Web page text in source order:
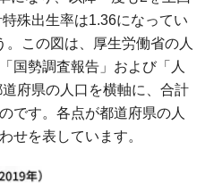
殊出生率は1.36になってい
この図は、厚生労働省の人
国勢調査報告」および「人
府県の人口を横軸に、合計
です。各点が都道府県の人
せを表しています。